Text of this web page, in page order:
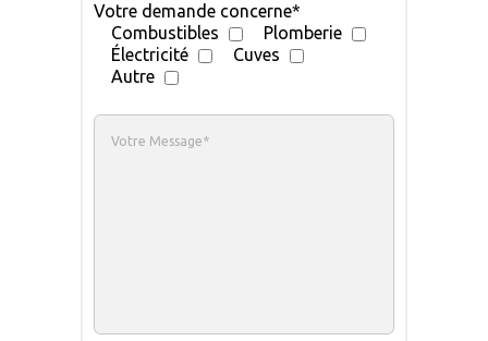
Votre demande concerne*
Combustibles
Plomberie
Électricité
Cuves
Autre